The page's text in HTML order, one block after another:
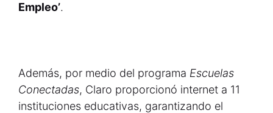
Empleo’.
Además, por medio del programa Escuelas
Conectadas, Claro proporcionó internet a 11
instituciones educativas, garantizando el